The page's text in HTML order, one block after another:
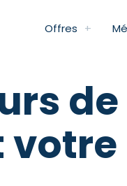
Offres